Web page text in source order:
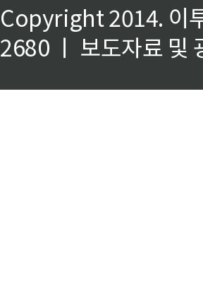
Copyright 2014. 이
2680 ㅣ 보도자료